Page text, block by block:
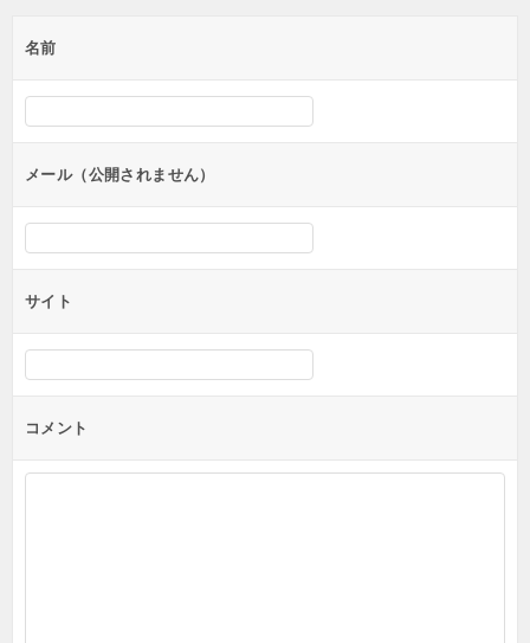
ー
シ
ョ
ン
名前
メール（公開されません）
サイト
コメント